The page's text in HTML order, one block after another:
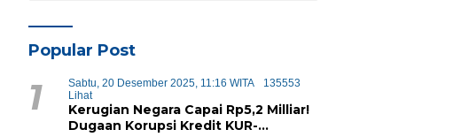
Popular Post
1 Sabtu, 20 Desember 2025, 11:16 WITA
135553
Lihat
Kerugian Negara Capai Rp5,2 Milliar!
Dugaan Korupsi Kredit KUR-